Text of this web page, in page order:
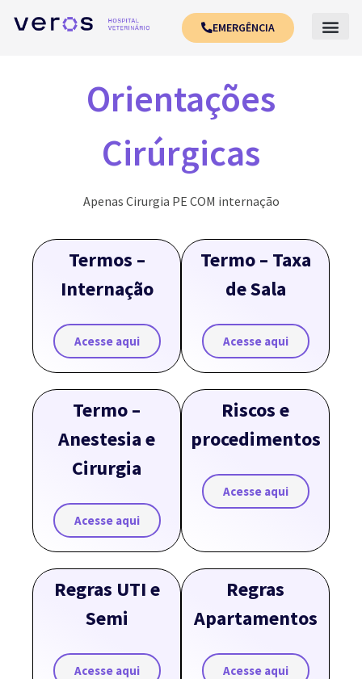
EMERGÊNCIA
Orientações
Cirúrgicas
Apenas Cirurgia PE COM internação
Termos –
Internação
Acesse aqui
Termo – Taxa
de Sala
Acesse aqui
Termo –
Anestesia e
Cirurgia
Acesse aqui
Riscos e
procedimentos
Acesse aqui
Regras UTI e
Semi
Acesse aqui
Regras
Apartamentos
Acesse aqui